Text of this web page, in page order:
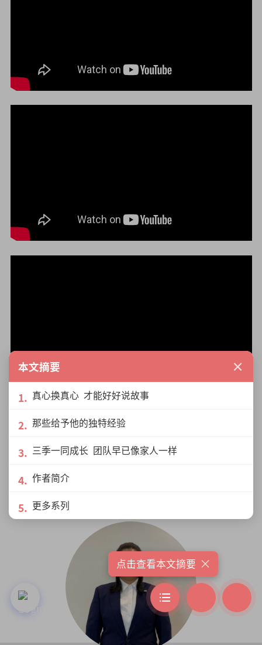
本文摘要 ×
真心换真心 才能好好说故事
那些给予他的独特经验
三季一同成长 团队早已像家人一样
作者简介
更多系列
点击查看本文摘要 ×